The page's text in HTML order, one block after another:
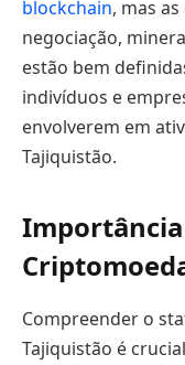
blockchain, mas
negociação,
estão bem
indivíduos e
envolverem em
Tajiquistão.
Importância
Compreender o
Tajiquistão é